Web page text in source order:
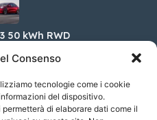
Consenso
tecnologie come i cookie
del dispositivo.
di elaborare dati come il
50 kWh RWD
160cv Hybrid TCT7